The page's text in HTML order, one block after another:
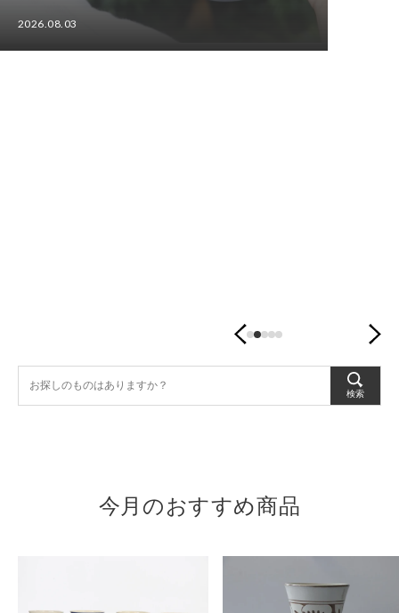
ビアマグカップやビアカップをはじめ、食卓に涼や
かさを添える水差し、さまざまな場面で使いやすい
2026.08.03
検索
今月のおすすめ商品